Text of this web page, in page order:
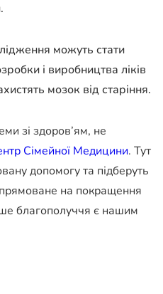
можуть стати
і виробництва ліків
мозок від старіння.
зі здоров’ям, не
Сімейної Медицини. Тут
допомогу та підберуть
на покращення
благополуччя є нашим